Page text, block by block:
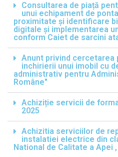
Consultarea de piață
unui echipament de
proximitate și identificare
digitale și implementarea
conform Caiet de sarcini
Anunt privind cercetarea
inchirierii unui imobil cu
administrativ pentru
Române"
Achiziție servicii de
2025
Achizitia serviciilor de
instalatiei electrice din
National de Calitate a Apei ,